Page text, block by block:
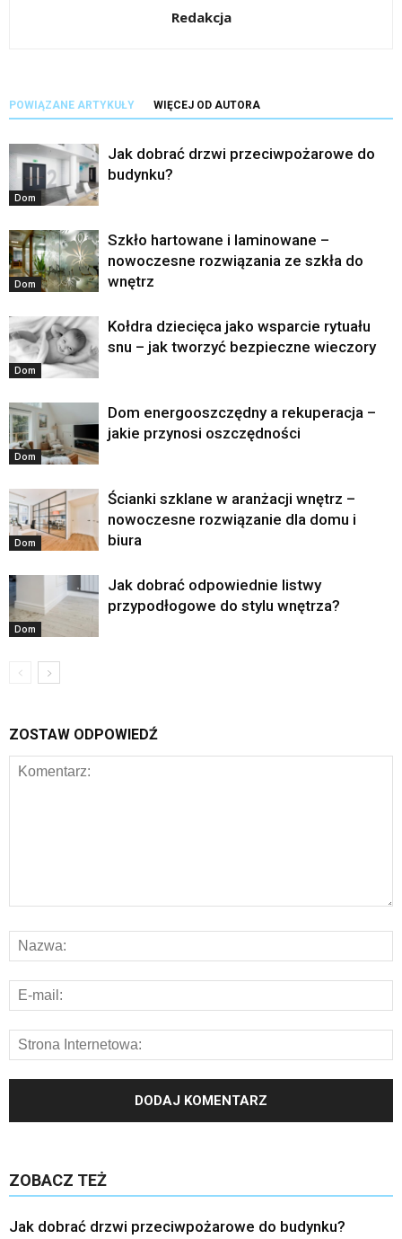
Redakcja
POWIĄZANE ARTYKUŁY WIĘCEJ OD AUTORA
Dom
Jak dobrać drzwi przeciwpożarowe do
budynku?
Dom
Szkło hartowane i laminowane –
nowoczesne rozwiązania ze szkła do
wnętrz
Dom
Kołdra dziecięca jako wsparcie rytuału
snu – jak tworzyć bezpieczne wieczory
Dom
Dom energooszczędny a rekuperacja –
jakie przynosi oszczędności
Dom
Ścianki szklane w aranżacji wnętrz –
nowoczesne rozwiązanie dla domu i
biura
Dom
Jak dobrać odpowiednie listwy
przypodłogowe do stylu wnętrza?
ZOSTAW ODPOWIEDŹ
ZOBACZ TEŻ
Jak dobrać drzwi przeciwpożarowe do budynku?